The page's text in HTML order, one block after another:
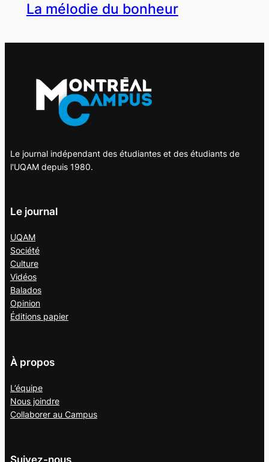
La mélodie du bonheur
Le journal indépendant des étudiantes et des étudiants de
l'UQAM depuis 1980.
Le journal
UQAM
Société
Culture
Vidéos
Balados
Opinion
Éditions papier
À propos
L’équipe
Nous joindre
Collaborer au Campus